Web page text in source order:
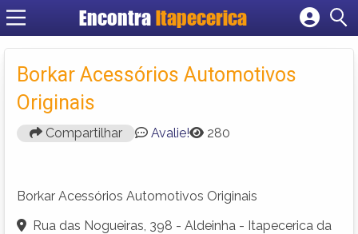
Encontra Itapecerica
Cadastrar empresa
Criar conta
Borkar Acessórios Automotivos
Originais
Compartilhar Avalie! 280
Borkar Acessórios Automotivos Originais
Rua das Nogueiras, 398 - Aldeinha - Itapecerica da